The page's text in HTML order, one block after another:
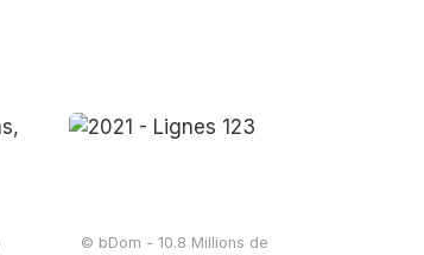
© bDom - 10.8 Millions de